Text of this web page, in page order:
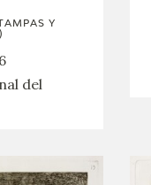
Y
del